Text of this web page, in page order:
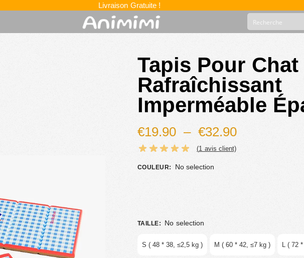
Livraison Gratuite !
Tapis Pour Chat
Rafraîchissant
Imperméable
€19.90 – €32.90
(1 avis client)
COULEUR: No selection
TAILLE: No selection
S ( 48 * 38, ≤2,5 kg ) M ( 60 * 42, ≤7 kg ) L ( 72